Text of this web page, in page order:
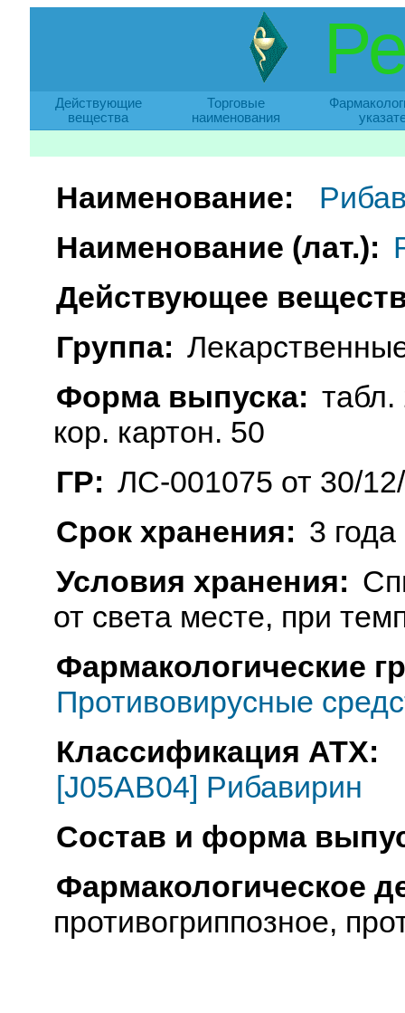
Действующие
вещества
Торговые
наименования
Наименование:
Наименование (лат.):
Действующее
Группа:
Форма выпуска: табл.
кор. картон. 50
ГР: ЛС-001075 от 30/
Срок хранения: 3 года
Условия хранения:
от света месте, при
Фармакологические
Противовирусные
Классификация АТХ:
[J05AB04] Рибавирин
Состав и форма
Фармакологическое
противогриппозное,